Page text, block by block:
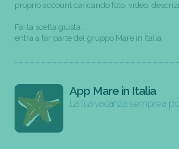
proprio account caricando foto, video,
Fai la scelta giusta,
entra a far parte del gruppo Mare in Italia
App Mare in Italia
La tua vacanza sempre a